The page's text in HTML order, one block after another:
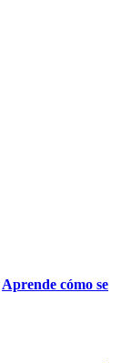
Aprende cómo se